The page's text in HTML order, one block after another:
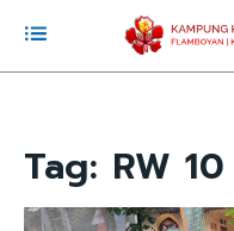
Tag: RW 10